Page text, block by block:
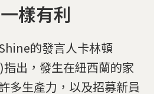
樣有利
的發言人卡林頓
出，發生在紐西蘭的家
多生產力，以及招募新員